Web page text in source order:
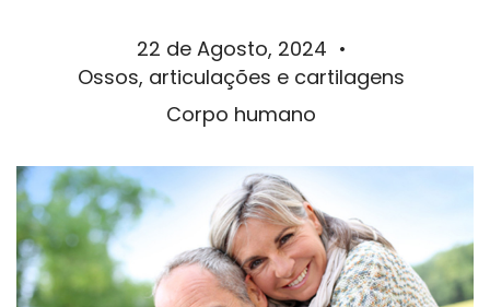
22 de Agosto, 2024 •
Ossos, articulações e cartilagens
Corpo humano